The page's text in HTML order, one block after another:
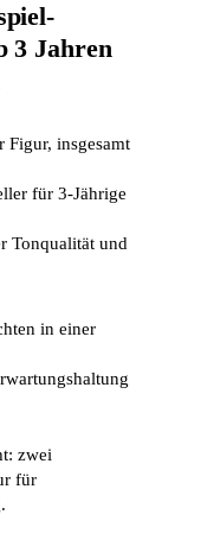
3 Jahren
Figur, insgesamt
für 3-Jährige
Tonqualität und
in einer
zwei
für